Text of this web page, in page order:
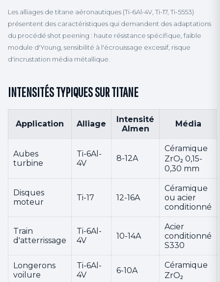
Les alliages de titane aéronautiques (Ti-6Al-4V, Ti-17, Ti-5553)
présentent des caractéristiques qui demandent des adaptations
du procédé shot peening : haute résistance spécifique, faible
module d'Young, sensibilité à l'écrouissage excessif, risque
d'incrustation média métallique.
INTENSITÉS TYPIQUES SUR TITANE
Application Alliage
Intensité
Almen
Média
Aubes
turbine
Ti-6Al-
4V
8-12A
Céramique
ZrO₂ 0,15-
0,30 mm
Disques
moteur
Ti-17 12-16A
Céramique
ou acier
conditionné
Train
d'atterrissage
Ti-6Al-
4V
10-14A
Acier
conditionné
S330
Longerons
voilure
Ti-6Al-
4V
6-10A
Céramique
ZrO₂